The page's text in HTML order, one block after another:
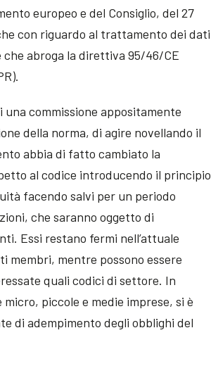
europeo e del Consiglio, del 27
con riguardo al trattamento dei dati
abroga la direttiva 95/46/CE
una commissione appositamente
della norma, di agire novellando il
abbia di fatto cambiato la
al codice introducendo il principio
facendo salvi per un periodo
che saranno oggetto di
Essi restano fermi nell’attuale
membri, mentre possono essere
quali codici di settore. In
piccole e medie imprese, si è
di adempimento degli obblighi del